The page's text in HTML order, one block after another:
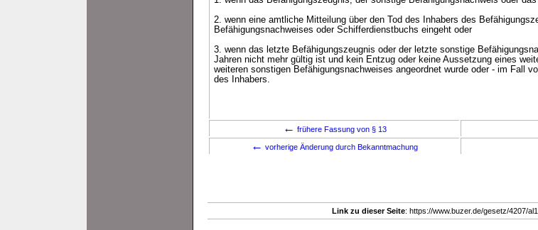
2. wenn eine amtliche Mitteilung über den Tod des Inhabers des
Befähigungsnachweises oder Schifferdienstbuchs eingeht oder
3. wenn das letzte Befähigungszeugnis oder der letzte sonstige
Jahren nicht mehr gültig ist und kein Entzug oder keine Aussetzung eines
weiteren sonstigen Befähigungsnachweises angeordnet wurde oder - im Fall
des Inhabers.
← frühere Fassung von § 13
← vorherige Änderung durch Bekanntmachung
Link zu dieser Seite: https://www.buzer.de/gesetz/4207/